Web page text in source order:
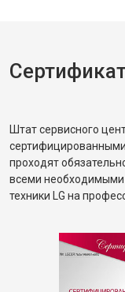
Штат сервисного
проходят
всеми
техники LG на